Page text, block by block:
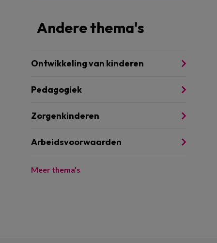
Andere thema's
Ontwikkeling van kinderen
Pedagogiek
Zorgenkinderen
Arbeidsvoorwaarden
Meer thema's